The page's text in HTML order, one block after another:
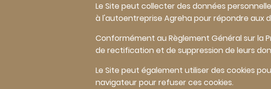
Le Site peut collecter des données
à l'autoentreprise Agreha pour répondre aux
Conformément au Règlement Général sur la
de rectification et de suppression de leurs
Le Site peut également utiliser des cookies
navigateur pour refuser ces cookies.